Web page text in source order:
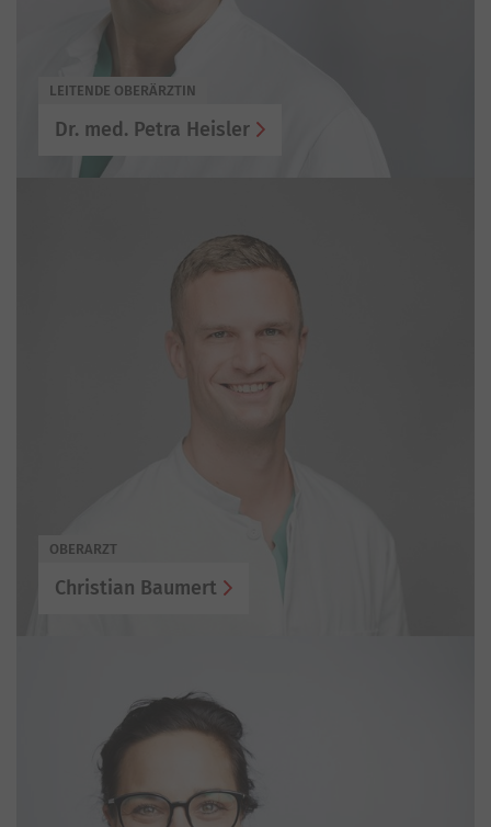
LEITENDE OBERÄRZTIN
Dr. med. Petra Heisler
OBERARZT
Christian Baumert